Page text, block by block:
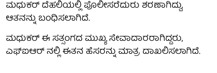
ಮಧುಕರ್ ದೆಹಲಿಯಲ್ಲಿ ಪೊಲೀಸರೆದುರು ಶರಣಾಗಿದ್ದು,
ಆತನನ್ನು ಬಂಧಿಸಲಾಗಿದೆ.
ಮಧುಕರ್ ಈ ಸತ್ಸಂಗದ ಮುಖ್ಯ ಸೇವಾದಾರರಾಗಿದ್ದರು,
ಎಫ್ಐಆರ್ ನಲ್ಲಿ ಈತನ ಹೆಸರನ್ನು ಮಾತ್ರ ದಾಖಲಿಸಲಾಗಿದೆ.